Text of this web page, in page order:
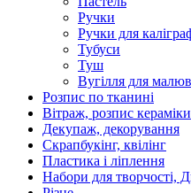
Ручки
Ручки для
Тубуси
Туш
Вугілля для
Розпис по тканині
Вітраж, розпис кераміки
Декупаж, декорування
Скрапбукінг, квілінг
Пластика і ліплення
Набори для творчості,